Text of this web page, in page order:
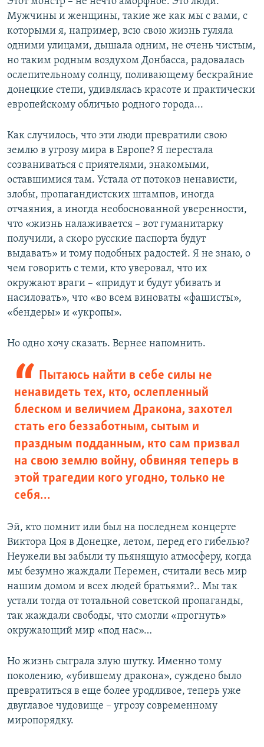
Мужчины и женщины, такие же как мы с вами, с
которыми я, например, всю свою жизнь гуляла
одними улицами, дышала одним, не очень чистым,
но таким родным воздухом Донбасса, радовалась
ослепительному солнцу, поливающему бескрайние
донецкие степи, удивлялась красоте и практически
европейскому обличью родного города...
Как случилось, что эти люди превратили свою
землю в угрозу мира в Европе? Я перестала
созваниваться с приятелями, знакомыми,
оставшимися там. Устала от потоков ненависти,
злобы, пропагандистских штампов, иногда
отчаяния, а иногда необоснованной уверенности,
что «жизнь налаживается – вот гуманитарку
получили, а скоро русские паспорта будут
выдавать» и тому подобных радостей. Я не знаю, о
чем говорить с теми, кто уверовал, что их
окружают враги – «придут и будут убивать и
насиловать», что «во всем виноваты «фашисты»,
«бендеры» и «укропы».
Но одно хочу сказать. Вернее напомнить.
Пытаюсь найти в себе силы не
ненавидеть тех, кто, ослепленный
блеском и величием Дракона, захотел
стать его беззаботным, сытым и
праздным подданным, кто сам призвал
на свою землю войну, обвиняя теперь в
этой трагедии кого угодно, только не
себя…
Эй, кто помнит или был на последнем концерте
Виктора Цоя в Донецке, летом, перед его гибелью?
Неужели вы забыли ту пьянящую атмосферу, когда
мы безумно жаждали Перемен, считали весь мир
нашим домом и всех людей братьями?.. Мы так
устали тогда от тотальной советской пропаганды,
так жаждали свободы, что смогли «прогнуть»
окружающий мир «под нас»…
Но жизнь сыграла злую шутку. Именно тому
поколению, «убившему дракона», суждено было
превратиться в еще более уродливое, теперь уже
двуглавое чудовище – угрозу современному
миропорядку.